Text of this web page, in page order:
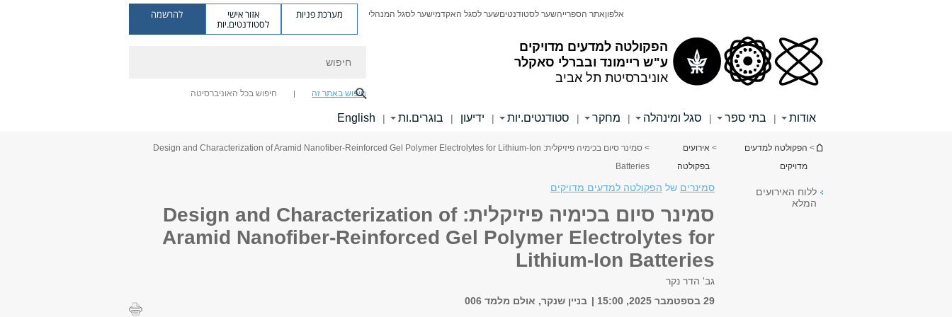
הפקולטה למדעים מדויקים
ע"ש ריימונד ובברלי סאקלר
אוניברסיטת תל אביב
אלפוןאתר הספרייהשער לסטודנטיםשער לסגל האקדמישער לסגל המנהלי מערכת פניות אזור אישי
לסטודנטים.יות
להרשמה
חיפוש באתר זה חיפוש בכל האוניברסיטה
אודות | בתי ספר | סגל ומינהלה | מחקר | סטודנטים.יות | ידיעון | בוגרים.ות |
English
הינך נמצא כאן
> הפקולטה למדעים
מדויקים
> אירועים
בפקולטה
> סמינר סיום בכימיה פיזיקלית: Design and Characterization of Aramid Nanofiber-Reinforced Gel Polymer Electrolytes for Lithium-Ion
Batteries
ללוח האירועים
המלא
סמינרים של הפקולטה למדעים מדויקים
סמינר סיום בכימיה פיזיקלית: Design and Characterization of
Aramid Nanofiber-Reinforced Gel Polymer Electrolytes for
Lithium-Ion Batteries
גב' הדר נקר
29 בספטמבר 2025, 15:00
בניין שנקר, אולם מלמד 006